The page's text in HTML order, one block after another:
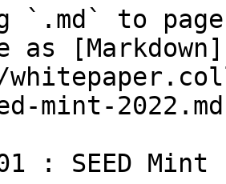
`.md` to
as [Markdown]
mint-
: SEED Mint